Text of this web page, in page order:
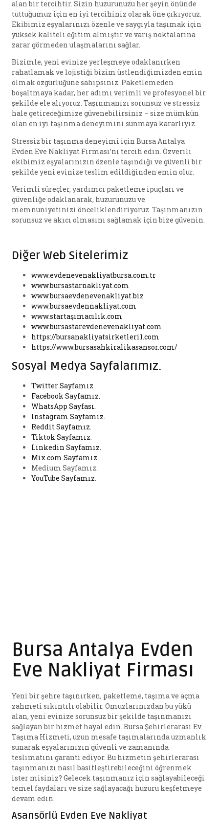
alan bir tercihtir. Sizin huzurunuzu her şeyin önünde
tuttuğumuz için en iyi tercihiniz olarak öne çıkıyoruz.
Ekibimiz eşyalarınızı özenle ve saygıyla taşımak için
yüksek kaliteli eğitim almıştır ve varış noktalarına
zarar görmeden ulaşmalarını sağlar.
Bizimle, yeni evinize yerleşmeye odaklanırken
rahatlamak ve lojistiği bizim üstlendiğimizden emin
olmak özgürlüğüne sahipsiniz. Paketlemeden
boşaltmaya kadar, her adımı verimli ve profesyonel bir
şekilde ele alıyoruz. Taşınmanızı sorunsuz ve stressiz
hale getireceğimize güvenebilirsiniz – size mümkün
olan en iyi taşınma deneyimini sunmaya kararlıyız.
Stressiz bir taşınma deneyimi için Bursa Antalya
Evden Eve Nakliyat Firması’nı tercih edin. Özverili
ekibimiz eşyalarınızın özenle taşındığı ve güvenli bir
şekilde yeni evinize teslim edildiğinden emin olur.
Verimli süreçler, yardımcı paketleme ipuçları ve
güvenliğe odaklanarak, huzurunuzu ve
memnuniyetinizi önceliklendiriyoruz. Taşınmanızın
sorunsuz ve akıcı olmasını sağlamak için bize güvenin.
Diğer Web Sitelerimiz
www.evdenevenakliyatbursa.com.tr
www.bursastarnakliyat.com
www.bursaevdenevenakliyat.biz
www.bursaevdennakliyat.com
www.startaşımacılık.com
www.bursastarevdenevenakliyat.com
https://bursanakliyatsirketleri1.com
https://www.bursasahkiralikasansor.com/
Sosyal Medya Sayfalarımız.
Twitter Sayfamız.
Facebook Sayfamız.
WhatsApp Sayfası.
Instagram Sayfamız.
Reddit Sayfamız.
Tiktok Sayfamız.
Linkedin Sayfamız.
Mix.com Sayfamız.
Medium Sayfamız.
YouTube Sayfamız.
Bursa Antalya Evden
Eve Nakliyat Firması
Yeni bir şehre taşınırken, paketleme, taşıma ve açma
zahmeti sıkıntılı olabilir. Omuzlarınızdan bu yükü
alan, yeni evinize sorunsuz bir şekilde taşınmanızı
sağlayan bir hizmet hayal edin. Bursa Şehirlerarası Ev
Taşıma Hizmeti, uzun mesafe taşımalarında uzmanlık
sunarak eşyalarınızın güvenli ve zamanında
teslimatını garanti ediyor. Bu hizmetin şehirlerarası
taşınmanızı nasıl basitleştirebileceğini öğrenmek
ister misiniz? Gelecek taşınmanız için sağlayabileceği
temel faydaları ve size sağlayacağı huzuru keşfetmeye
devam edin.
Asansörlü Evden Eve Nakliyat